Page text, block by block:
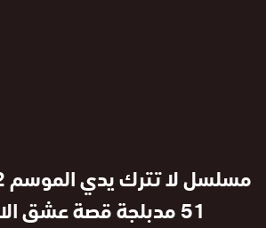
51 مدبلجة قصة عشق الاصلي HD